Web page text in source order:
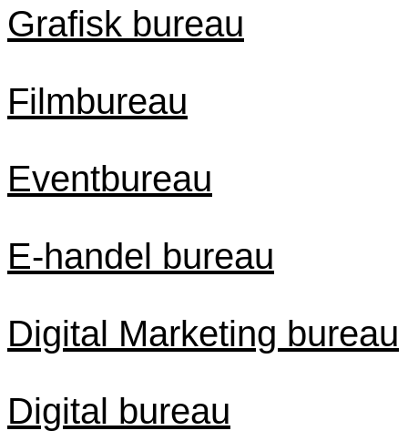
Grafisk bureau
Filmbureau
Eventbureau
E-handel bureau
Digital Marketing bureau
Digital bureau